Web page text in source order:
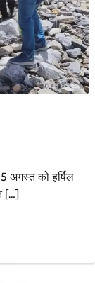
अगस्त को हर्षिल
[…]